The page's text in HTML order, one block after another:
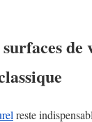
surfaces
reste